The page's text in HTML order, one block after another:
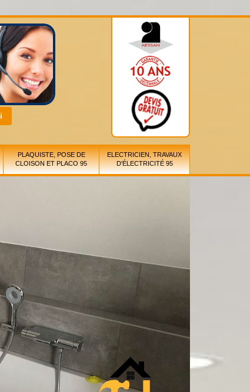
PLAQUISTE, POSE DE
CLOISON ET PLACO 95
ELECTRICIEN, TRAVAUX
D'ÉLECTRICITÉ 95